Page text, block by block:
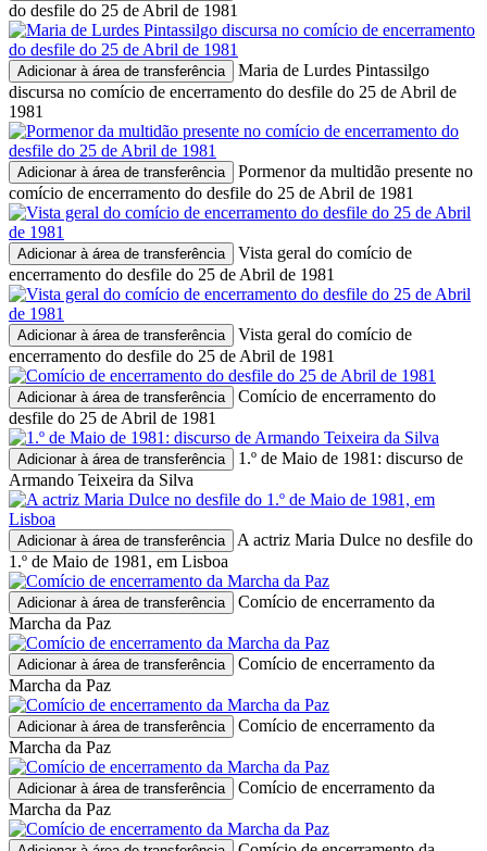
do desfile do 25 de Abril de 1981
Adicionar à área de transferência
Maria de Lurdes Pintassilgo
discursa no comício de encerramento do desfile do 25 de Abril de
1981
Adicionar à área de transferência
Pormenor da multidão presente no
comício de encerramento do desfile do 25 de Abril de 1981
Adicionar à área de transferência
Vista geral do comício de
encerramento do desfile do 25 de Abril de 1981
Adicionar à área de transferência
Vista geral do comício de
encerramento do desfile do 25 de Abril de 1981
Adicionar à área de transferência
Comício de encerramento do
desfile do 25 de Abril de 1981
Adicionar à área de transferência
1.º de Maio de 1981: discurso de
Armando Teixeira da Silva
Adicionar à área de transferência
A actriz Maria Dulce no desfile do
1.º de Maio de 1981, em Lisboa
Adicionar à área de transferência
Comício de encerramento da
Marcha da Paz
Adicionar à área de transferência
Comício de encerramento da
Marcha da Paz
Adicionar à área de transferência
Comício de encerramento da
Marcha da Paz
Adicionar à área de transferência
Comício de encerramento da
Marcha da Paz